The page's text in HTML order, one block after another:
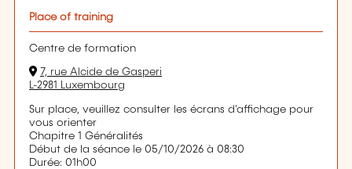
Place of training
Centre de formation
7, rue Alcide de Gasperi
L-2981 Luxembourg
Sur place, veuillez consulter les écrans d'affichage pour
vous orienter
Chapitre 1 Généralités
Début de la séance le 05/10/2026 à 08:30
Durée: 01h00